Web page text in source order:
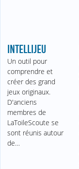
INTELLIJEU
Un outil pour
comprendre et
créer des grand
jeux originaux.
D'anciens
membres de
LaToileScoute se
sont réunis autour
de…